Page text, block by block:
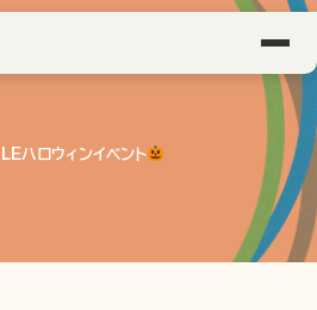
LEハロウィンイベント